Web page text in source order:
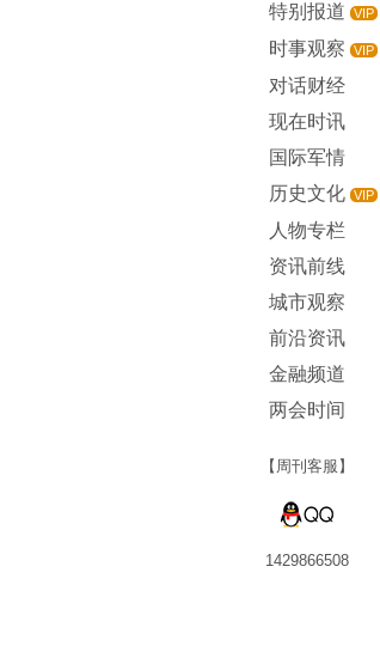
特别报道 VIP
时事观察 VIP
对话财经
现在时讯
国际军情
历史文化 VIP
人物专栏
资讯前线
城市观察
前沿资讯
金融频道
两会时间
【周刊客服】
1429866508